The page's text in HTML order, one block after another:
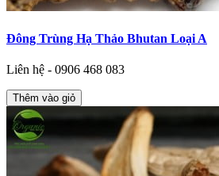
Đông Trùng Hạ Thảo Bhutan Loại A
Liên hệ - 0906 468 083
Thêm vào giỏ